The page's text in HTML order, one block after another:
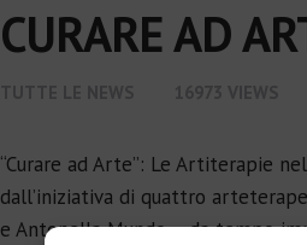
CURARE AD
“Curare ad Arte”: Le Artiterapie
dall’iniziativa di quattro
e Antonella Mundo – da tempo